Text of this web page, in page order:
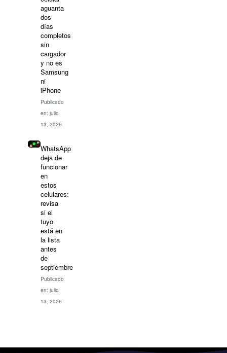
aguanta
dos
días
completos
sin
cargador
y no es
Samsung
ni
iPhone
Publicado
en: julio
13, 2026
WhatsApp
deja de
funcionar
en
estos
celulares:
revisa
si el
tuyo
está en
la lista
antes
de
septiembre
Publicado
en: julio
13, 2026